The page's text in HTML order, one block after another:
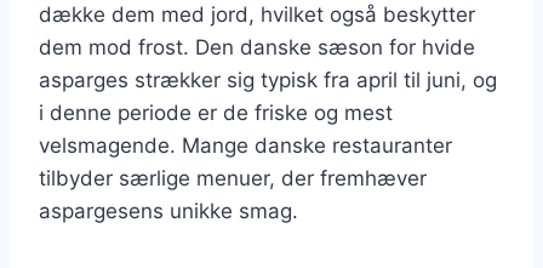
dække dem med jord, hvilket også beskytter
dem mod frost. Den danske sæson for hvide
asparges strækker sig typisk fra april til juni, og
i denne periode er de friske og mest
velsmagende. Mange danske restauranter
tilbyder særlige menuer, der fremhæver
aspargesens unikke smag.